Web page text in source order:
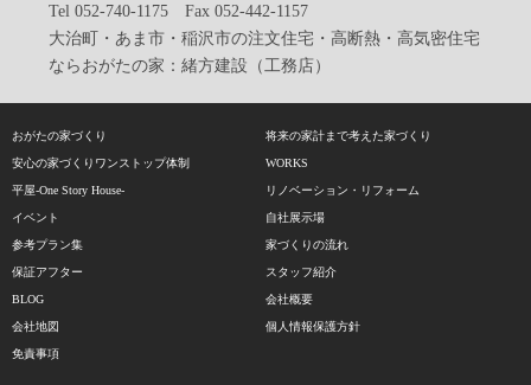
Tel 052-740-1175 Fax 052-442-1157
大治町・あま市・稲沢市の注文住宅・高断熱・高気密住宅
ならおがたの家：緒方建設（工務店）
おがたの家づくり 将来の家計まで考えた家づくり
安心の家づくりワンストップ体制 WORKS
平屋-One Story House- リノベーション・リフォーム
イベント 自社展示場
参考プラン集 家づくりの流れ
保証アフター スタッフ紹介
BLOG 会社概要
会社地図 個人情報保護方針
免責事項